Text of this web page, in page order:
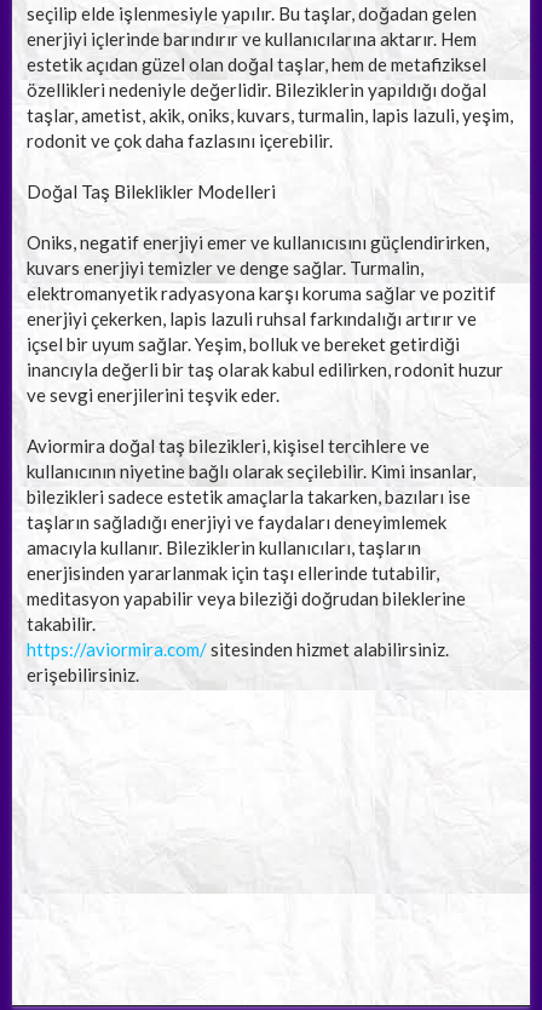
seçilip elde işlenmesiyle yapılır. Bu taşlar, doğadan gelen
enerjiyi içlerinde barındırır ve kullanıcılarına aktarır. Hem
estetik açıdan güzel olan doğal taşlar, hem de metafiziksel
özellikleri nedeniyle değerlidir. Bileziklerin yapıldığı doğal
taşlar, ametist, akik, oniks, kuvars, turmalin, lapis lazuli, yeşim,
rodonit ve çok daha fazlasını içerebilir.
Doğal Taş Bileklikler Modelleri
Oniks, negatif enerjiyi emer ve kullanıcısını güçlendirirken,
kuvars enerjiyi temizler ve denge sağlar. Turmalin,
elektromanyetik radyasyona karşı koruma sağlar ve pozitif
enerjiyi çekerken, lapis lazuli ruhsal farkındalığı artırır ve
içsel bir uyum sağlar. Yeşim, bolluk ve bereket getirdiği
inancıyla değerli bir taş olarak kabul edilirken, rodonit huzur
ve sevgi enerjilerini teşvik eder.
Aviormira doğal taş bilezikleri, kişisel tercihlere ve
kullanıcının niyetine bağlı olarak seçilebilir. Kimi insanlar,
bilezikleri sadece estetik amaçlarla takarken, bazıları ise
taşların sağladığı enerjiyi ve faydaları deneyimlemek
amacıyla kullanır. Bileziklerin kullanıcıları, taşların
enerjisinden yararlanmak için taşı ellerinde tutabilir,
meditasyon yapabilir veya bileziği doğrudan bileklerine
takabilir.
https://aviormira.com/sitesinden hizmet alabilirsiniz.
erişebilirsiniz.